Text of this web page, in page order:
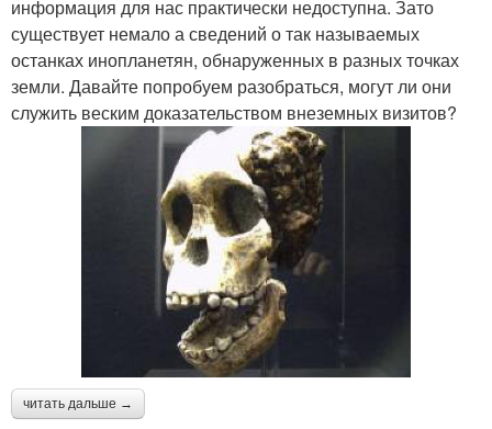
информация для нас практически недоступна. Зато
существует немало а сведений о так называемых
останках инопланетян, обнаруженных в разных точках
земли. Давайте попробуем разобраться, могут ли они
служить веским доказательством внеземных визитов?
читать дальше →